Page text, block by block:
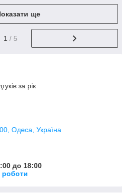
ще
1 / 5
за рік
Одеса, Україна
до 18:00
роботи